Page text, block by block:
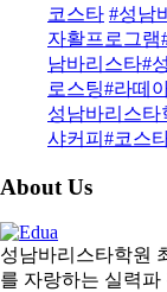
코스타 #성남
자활프로그램
남바리스타#
로스팅#라떼
성남바리스타
샤커피#코스
About Us
성남바리스타학원
를 자랑하는 실력